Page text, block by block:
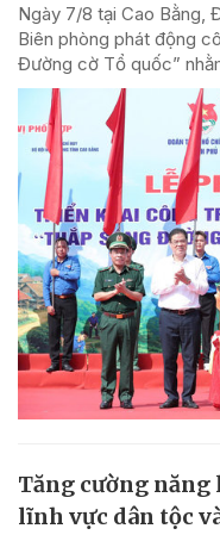
Ngày 7/8 tại Cao Bằng,
Biên phòng phát động
Đường cờ Tổ quốc”
Tăng cường năng
lĩnh vực dân tộc